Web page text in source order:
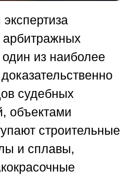
арбитражных
из наиболее
судебных
объектами
строительные
и сплавы,